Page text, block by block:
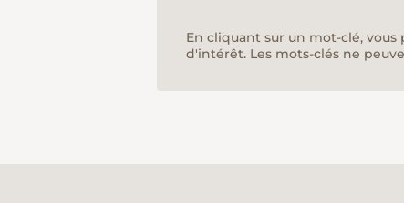
En cliquant sur un mot-clé,
d'intérêt. Les mots-clés ne